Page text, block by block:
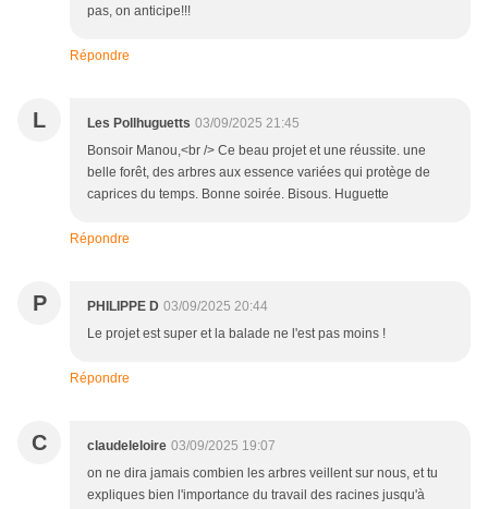
pas, on anticipe!!!
Répondre
L Les Pollhuguetts 03/09/2025 21:45
Bonsoir Manou,<br /> Ce beau projet et une réussite. une
belle forêt, des arbres aux essence variées qui protège de
caprices du temps. Bonne soirée. Bisous. Huguette
Répondre
P PHILIPPE D 03/09/2025 20:44
Le projet est super et la balade ne l'est pas moins !
Répondre
C claudeleloire 03/09/2025 19:07
on ne dira jamais combien les arbres veillent sur nous, et tu
expliques bien l'importance du travail des racines jusqu'à